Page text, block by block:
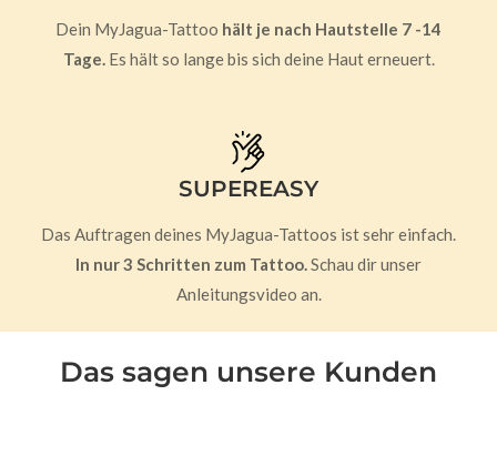
Dein MyJagua-Tattoo hält je nach Hautstelle 7 -14
Tage. Es hält so lange bis sich deine Haut erneuert.
SUPEREASY
Das Auftragen deines MyJagua-Tattoos ist sehr einfach.
In nur 3 Schritten zum Tattoo.Schau dir unser
Anleitungsvideo an.
Das sagen unsere Kunden